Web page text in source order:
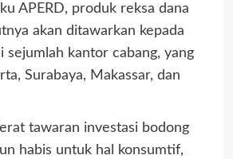
APERD, produk reksa dana
akan ditawarkan kepada
sejumlah kantor cabang, yang
Surabaya, Makassar, dan
tawaran investasi bodong
habis untuk hal konsumtif,